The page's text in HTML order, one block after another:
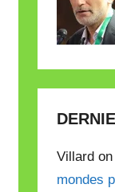
Villard on
mondes